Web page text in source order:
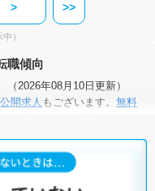
> >>
）
職傾向
2026年08月10日更新）
開求人 もございます。 無料
全求人からご希望条件に合
件が人気です。
正社員(正職員)